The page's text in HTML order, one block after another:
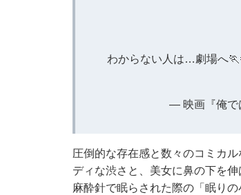
わからない人は…劇場へ
— 映画『俺で
圧倒的な存在感と数々のコミカ
ディな渋さと、美女に鼻の下を
麻酔針で眠らされた際の「眠り